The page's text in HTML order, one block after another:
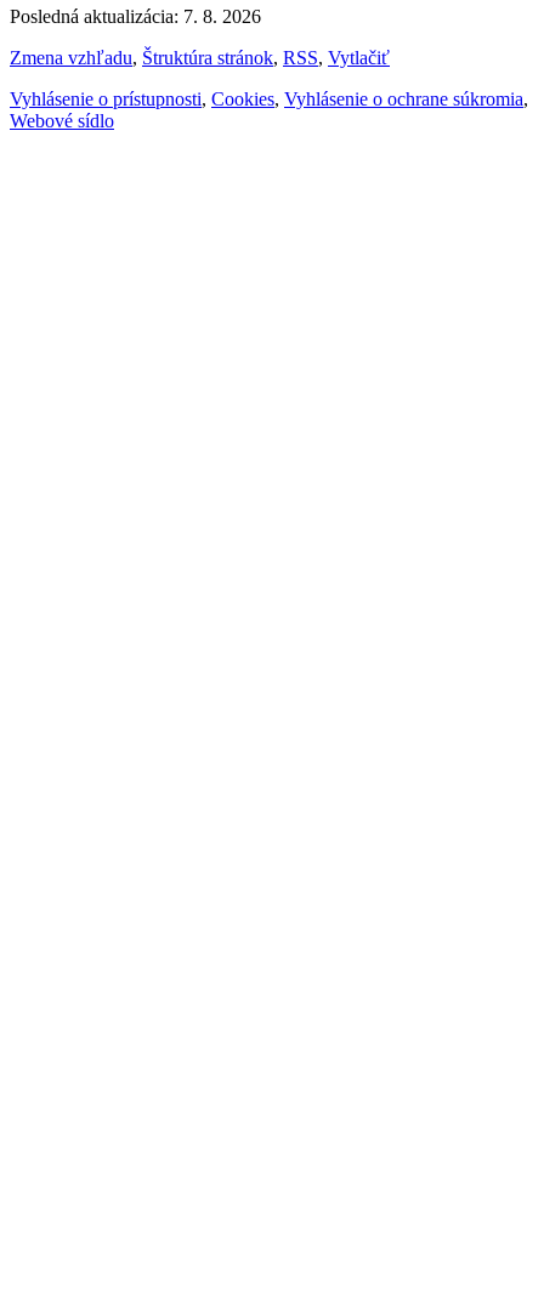
Posledná aktualizácia: 7. 8. 2026
Zmena vzhľadu, Štruktúra stránok, RSS, Vytlačiť
Vyhlásenie o prístupnosti, Cookies, Vyhlásenie o ochrane súkromia,
Webové sídlo